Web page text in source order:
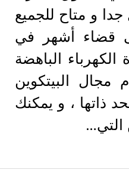
و متاح للجميع
قضاء أشهر في
الكهرباء الباهضة
مجال البيتكوين
ذاتها ، و يمكنك
التي…